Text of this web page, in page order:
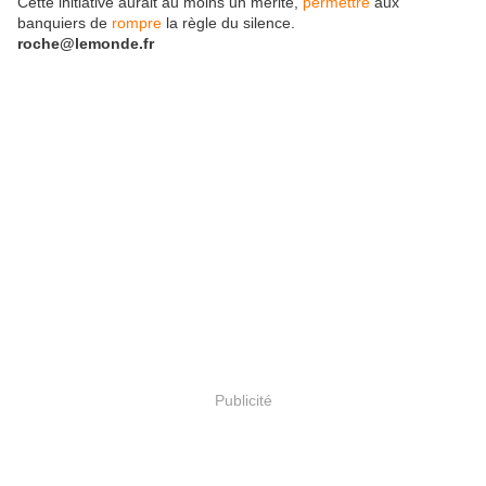
banquiers de rompre la règle du silence.
roche@lemonde.fr
Publicité